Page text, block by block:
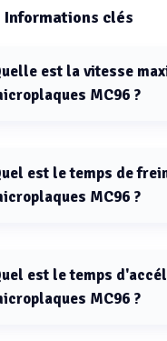
Informations clés
est la vitesse
MC96 ?
est le temps de
MC96 ?
est le temps
MC96 ?